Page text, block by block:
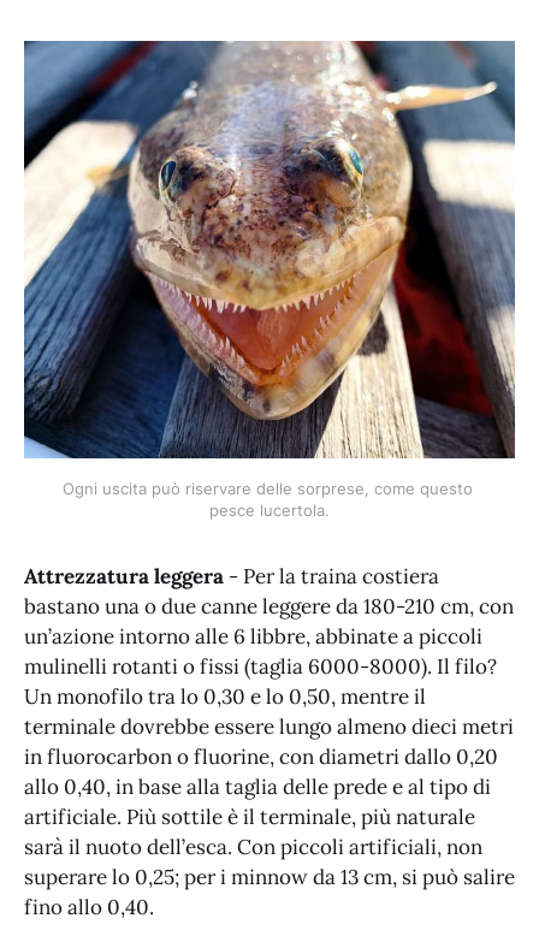
Ogni uscita può riservare delle sorprese, come questo
pesce lucertola.
Attrezzatura leggera - Per la traina costiera
bastano una o due canne leggere da 180-210 cm, con
un’azione intorno alle 6 libbre, abbinate a piccoli
mulinelli rotanti o fissi (taglia 6000-8000). Il filo?
Un monofilo tra lo 0,30 e lo 0,50, mentre il
terminale dovrebbe essere lungo almeno dieci metri
in fluorocarbon o fluorine, con diametri dallo 0,20
allo 0,40, in base alla taglia delle prede e al tipo di
artificiale. Più sottile è il terminale, più naturale
sarà il nuoto dell’esca. Con piccoli artificiali, non
superare lo 0,25; per i minnow da 13 cm, si può salire
fino allo 0,40.